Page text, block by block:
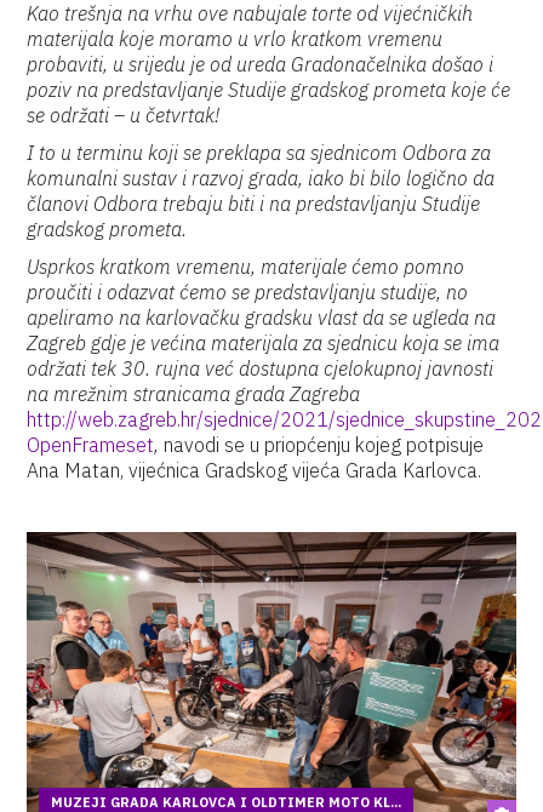
Kao trešnja na vrhu ove nabujale torte od vijećničkih
materijala koje moramo u vrlo kratkom vremenu
probaviti, u srijedu je od ureda Gradonačelnika došao i
poziv na predstavljanje Studije gradskog prometa koje će
se održati – u četvrtak!
I to u terminu koji se preklapa sa sjednicom Odbora za
komunalni sustav i razvoj grada, iako bi bilo logično da
članovi Odbora trebaju biti i na predstavljanju Studije
gradskog prometa.
Usprkos kratkom vremenu, materijale ćemo pomno
proučiti i odazvat ćemo se predstavljanju studije, no
apeliramo na karlovačku gradsku vlast da se ugleda na
Zagreb gdje je većina materijala za sjednicu koja se ima
održati tek 30. rujna već dostupna cjelokupnoj javnosti
na mrežnim stranicama grada Zagreba
http://web.zagreb.hr/sjednice/2021/
OpenFrameset, navodi se u priopćenju kojeg potpisuje
Ana Matan, vijećnica Gradskog vijeća Grada Karlovca.
MUZEJI GRADA KARLOVCA I OLDTIMER MOTO KL...